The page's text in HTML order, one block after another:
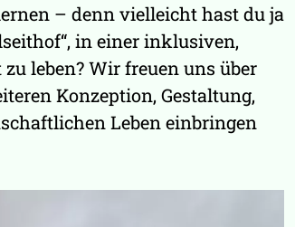
– denn vielleicht hast du ja
in einer inklusiven,
leben? Wir freuen uns über
Konzeption, Gestaltung,
Leben einbringen